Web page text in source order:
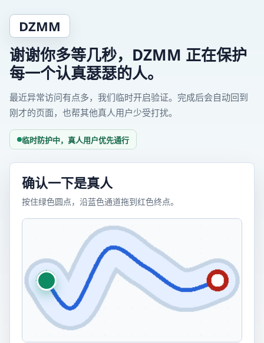
DZMM
谢谢你多等几秒，DZMM 正在保护
每一个认真瑟瑟的人。
最近异常访问有点多，我们临时开启验证。完成后会自动回到
刚才的页面，也帮其他真人用户少受打扰。
临时防护中，真人用户优先通行
确认一下是真人
按住绿色圆点，沿蓝色通道拖到红色终点。